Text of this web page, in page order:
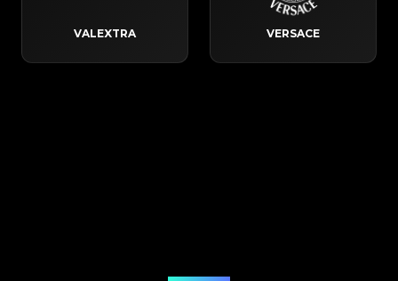
VALEXTRA VERSACE